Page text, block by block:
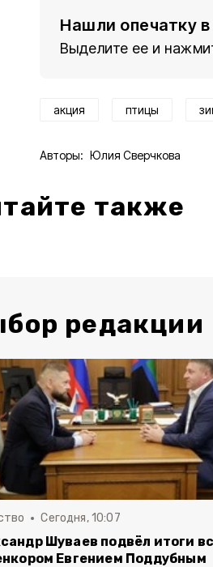
Нашли опечатку в
Выделите ее и
акция птицы
Авторы: Юлия Сверчкова
также
редакции
Сегодня, 10:07
Шуваев подвёл итоги
Евгением Поддубным